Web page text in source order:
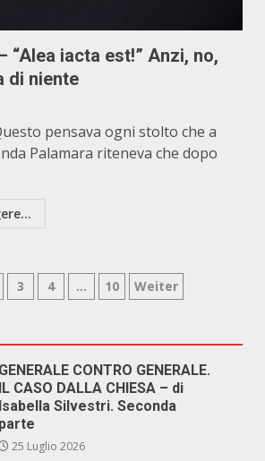
“Alea iacta est!” Anzi, no,
di niente
pensava ogni stolto che a
Palamara riteneva che dopo
3 4 … 10 Weiter
GENERALE CONTRO GENERALE.
IL CASO DALLA CHIESA – di
Isabella Silvestri. Seconda
parte
25 Luglio 2026